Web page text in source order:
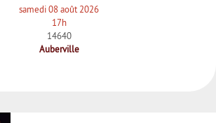
samedi 08 août 2026
17h
14640
Auberville